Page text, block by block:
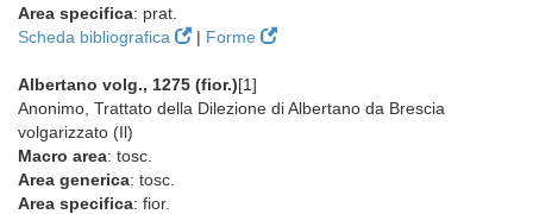
Area specifica: prat.
Scheda bibliografica
| Forme
Albertano volg., 1275 (fior.)[1]
Anonimo, Trattato della Dilezione di Albertano da Brescia
volgarizzato (Il)
Macro area: tosc.
Area generica: tosc.
Area specifica: fior.